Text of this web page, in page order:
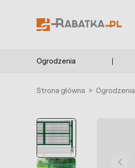
Ogrodzenia
Strona główna > Ogrodzenia